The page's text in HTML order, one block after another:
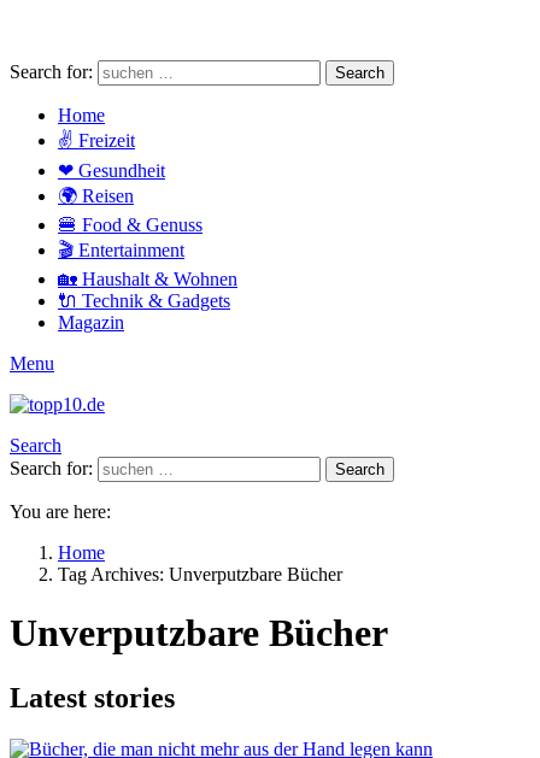
Search for: Search
Home
✌ Freizeit
❤ Gesundheit
🌍 Reisen
🍔 Food & Genuss
🎬 Entertainment
🏡 Haushalt & Wohnen
🔌 Technik & Gadgets
Magazin
Menu
Search
Search for:
Search
You are here:
Home
Tag Archives: Unverputzbare Bücher
Unverputzbare Bücher
Latest stories